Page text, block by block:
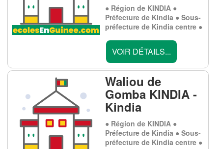
● Région de KINDIA ●
Préfecture de Kindia ● Sous-
préfecture de Kindia centre ●
VOIR DÉTAILS...
Waliou de
Gomba KINDIA -
Kindia
● Région de KINDIA ●
Préfecture de Kindia ● Sous-
préfecture de Kindia centre ●